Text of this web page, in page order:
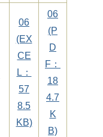
06
(EX
CE
L：
57
8.5
KB)
06
(P
D
F：
18
4.7
K
B)